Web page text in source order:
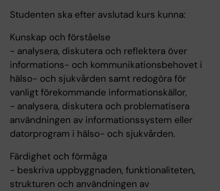
Studenten ska efter avslutad kurs kunna:
Kunskap och förståelse
- analysera, diskutera och reflektera över
informations- och kommunikationsbehovet i
hälso- och sjukvården samt redogöra för
vanligt förekommande informationskällor,
- analysera, diskutera och problematisera
användningen av informationssystem eller
datorprogram i hälso- och sjukvården.
Färdighet och förmåga
- beskriva uppbyggnaden, funktionaliteten,
strukturen och användningen av